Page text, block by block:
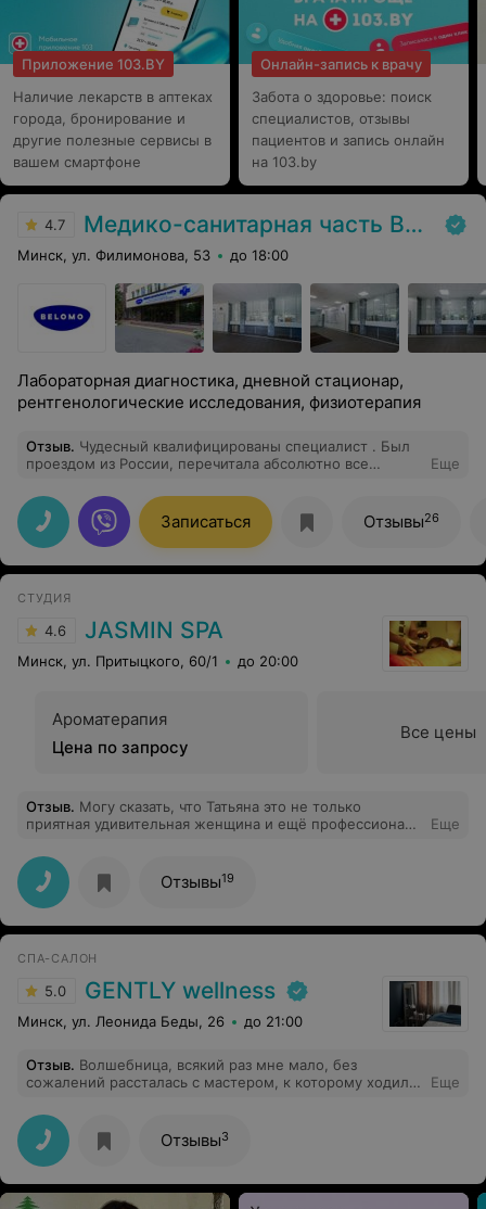
Приложение 103.BY
Наличие лекарств в аптеках
города, бронирование и
другие полезные сервисы в
вашем смартфоне
Онлайн-запись к врачу
Забота о здоровье: поиск
специалистов, отзывы
пациентов и запись онлайн
на 103.by
4.7 Медико-санитарная часть Вавилова
Минск, ул. Филимонова, 53 до 18:00
Лабораторная диагностика, дневной стационар,
рентгенологические исследования, физиотерапия
Отзыв. Чудесный квалифицированы специалист . Был
проездом из России, перечитала абсолютно все
удивлен качественным подходом врачей к пациентам в
РБ. Однозначно рекомендую!
Еще
Записаться Отзывы26
СТУДИЯ
4.6 JASMIN SPA
Минск, ул. Притыцкого, 60/1 до 20:00
Ароматерапия
Цена по запросу
Все цены
Отзыв. Могу сказать, что Татьяна это не только
приятная удивительная женщина и ещё профессионал
Еще
Отзывы19
СПА-САЛОН
5.0 GENTLY wellness
Минск, ул. Леонида Беды, 26 до 21:00
Отзыв. Волшебница, всякий раз мне мало, без
сожалений рассталась с мастером, к которому ходила
Огромное спасибо, highly recommended!
Еще
Отзывы3